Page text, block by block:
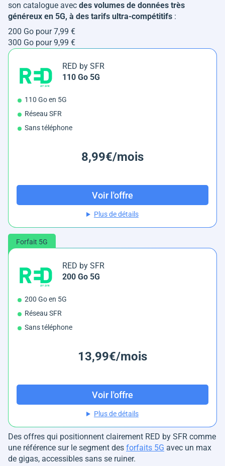
son catalogue avec des volumes de données très
généreux en 5G, à des tarifs ultra-compétitifs :
200 Go pour 7,99 €
300 Go pour 9,99 €
RED by SFR
110 Go 5G
110 Go en 5G
Réseau SFR
Sans téléphone
8,99€/mois
Voir l'offre
Plus de détails
Forfait 5G
RED by SFR
200 Go 5G
200 Go en 5G
Réseau SFR
Sans téléphone
13,99€/mois
Voir l'offre
Plus de détails
Des offres qui positionnent clairement RED by SFR comme
une référence sur le segment des forfaits 5G avec un max
de gigas, accessibles sans se ruiner.